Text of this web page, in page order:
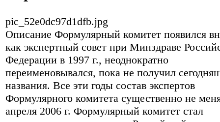
pic_52e0dc97d1dfb.jpg
Описание Формулярный комитет появился
как экспертный совет при Минздраве
Федерации в 1997 г., неоднократно
переименовывался, пока не получил
названия. Все эти годы состав экспертов
Формулярного комитета существенно не
апреля 2006 г. Формулярный комитет стал